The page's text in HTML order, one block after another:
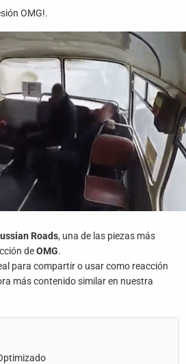
OMG!.
Roads, una de las piezas más
deOMG.
para compartir o usar como reacción
más contenido similar en nuestra